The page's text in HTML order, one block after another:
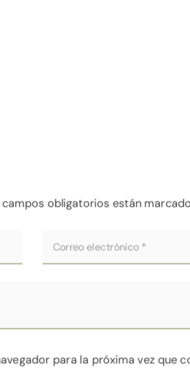
campos obligatorios están
para la próxima vez que